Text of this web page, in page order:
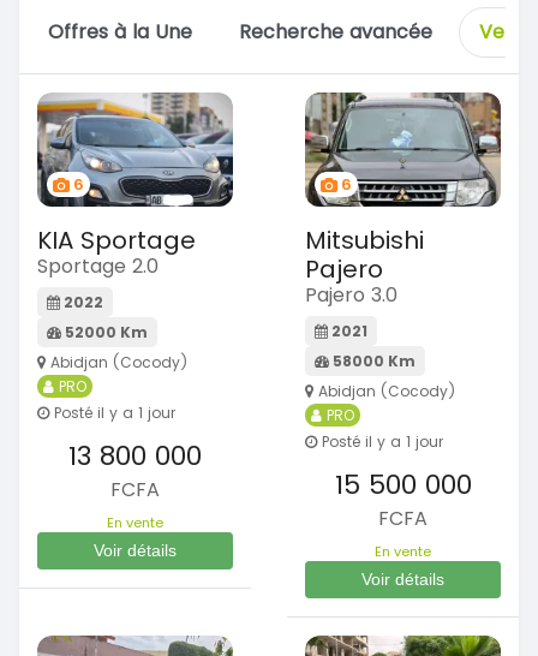
Offres à la Une Recherche avancée Vente
6
KIA Sportage
Sportage 2.0
2022
52000 Km
Abidjan (Cocody)
PRO
Posté il y a 1 jour
13 800 000
FCFA
En vente
Voir détails
6
Mitsubishi
Pajero
Pajero 3.0
2021
58000 Km
Abidjan (Cocody)
PRO
Posté il y a 1 jour
15 500 000
FCFA
En vente
Voir détails